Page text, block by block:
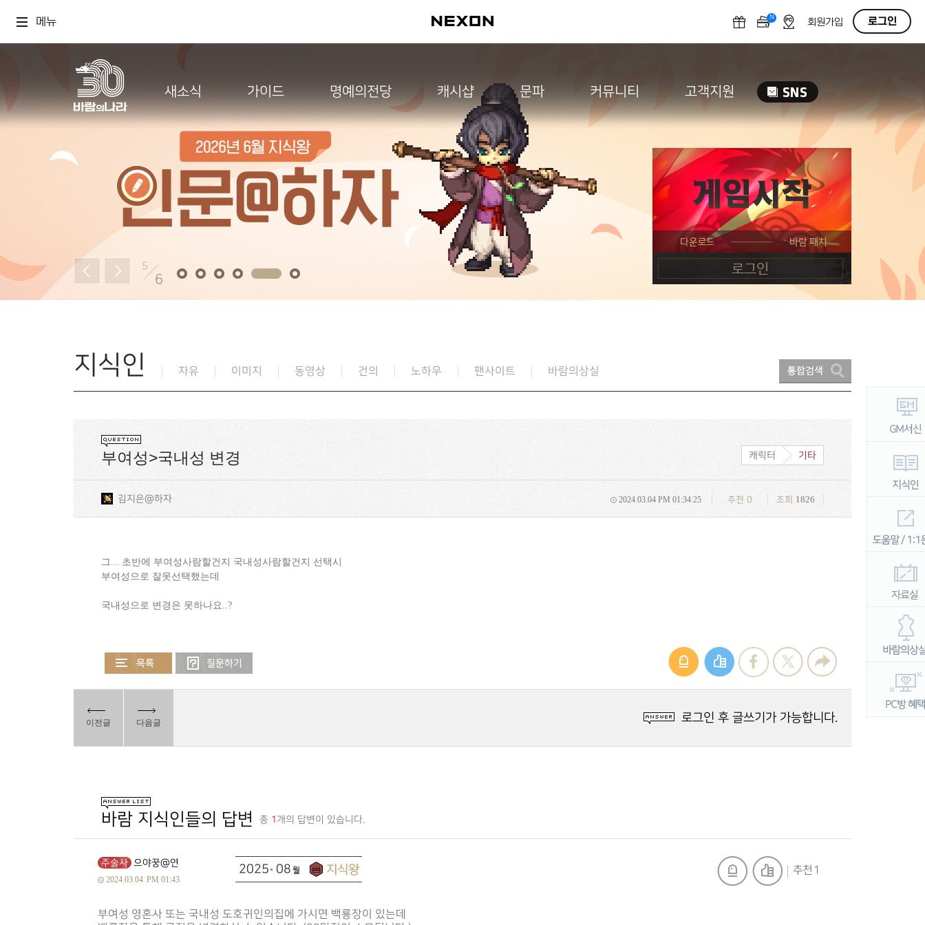
메뉴 N OFF회원가입 로그인
새소식 가이드 명예의전당 캐시샵 문파 커뮤니티 고객지원
5
6
지식인 자유 이미지 동영상 건의 노하우 팬사이트 바람의상실
부여성>국내성 변경 캐릭터 기타
김지은@하자 조회1826
추천0
2024.03.04 PM 01:34:25
그... 초반에 부여성사람할건지 국내성사람할건지 선택시
부여성으로 잘못선택했는데
국내성으로 변경은 못하나요..?
이전글 다음글 로그인 후 글쓰기가 가능합니다.
바람 지식인들의 답변 총 1 개의 답변이 있습니다.
주술사 으야꿍@연
2024.03.04 PM 01:43
부여성 영혼사 또는 국내성 도호귀인의집에 가시면 백룡장이 있는데
2025 08 추천 1